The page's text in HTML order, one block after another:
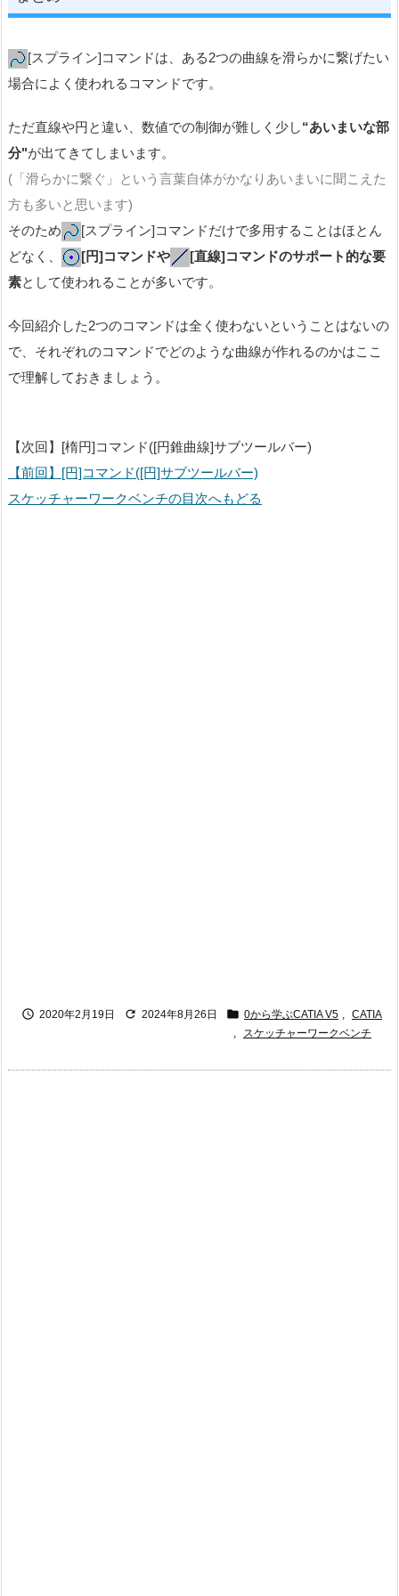
[スプライン]コマンドは、ある2つの曲線を滑らかに繋げたい
場合によく使われるコマンドです。
ただ直線や円と違い、数値での制御が難しく少し“あいまいな部
分"が出てきてしまいます。
(「滑らかに繋ぐ」という言葉自体がかなりあいまいに聞こえた
方も多いと思います)
そのため
[スプライン]コマンドだけで多用することはほとん
どなく、
[円]コマンドや
[直線]コマンドのサポート的な要
素として使われることが多いです。
今回紹介した2つのコマンドは全く使わないということはないの
で、それぞれのコマンドでどのような曲線が作れるのかはここ
で理解しておきましょう。
【次回】[楕円]コマンド([円錐曲線]サブツールバー)
【前回】[円]コマンド([円]サブツールバー)
スケッチャーワークベンチの目次へもどる
 2020年2月19日  2024年8月26日  0から学ぶCATIA V5
CATIA
スケッチャーワークベンチ